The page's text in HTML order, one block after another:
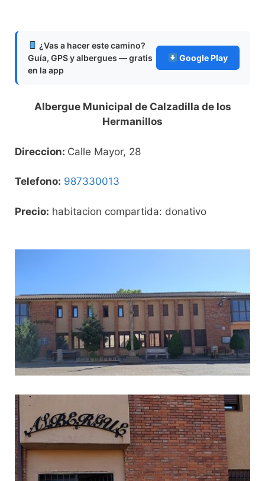
¿Vas a hacer este camino?
Guía, GPS y albergues — gratis
en la app
Google Play
Albergue Municipal de Calzadilla de los
Hermanillos
Direccion: Calle Mayor, 28
Telefono: 987330013
Precio: habitacion compartida: donativo